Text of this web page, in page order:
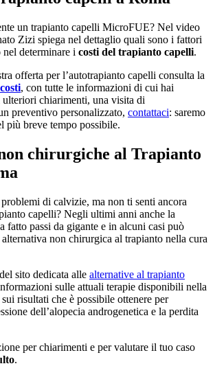
un trapianto capelli MicroFUE? Nel video
Zizi spiega nel dettaglio quali sono i fattori
determinare i costi del trapianto capelli.
offerta per l’autotrapianto capelli consulta la
, con tutte le informazioni di cui hai
ulteriori chiarimenti, una visita di
preventivo personalizzato, contattaci: saremo
più breve tempo possibile.
chirurgiche al Trapianto
di calvizie, ma non ti senti ancora
capelli? Negli ultimi anni anche la
fatto passi da gigante e in alcuni casi può
non chirurgica al trapianto nella cura
sito dedicata alle alternative al trapianto
sulle attuali terapie disponibili nella
risultati che è possibile ottenere per
dell’alopecia androgenetica e la perdita
per chiarimenti e per valutare il tuo caso
.